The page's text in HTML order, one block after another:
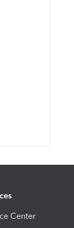
Center